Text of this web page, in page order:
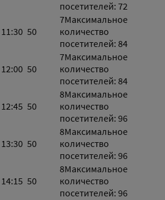
посетителей: 72
11:30 50
7Максимальное
количество
посетителей: 84
12:00 50
7Максимальное
количество
посетителей: 84
12:45 50
8Максимальное
количество
посетителей: 96
13:30 50
8Максимальное
количество
посетителей: 96
14:15 50
8Максимальное
количество
посетителей: 96